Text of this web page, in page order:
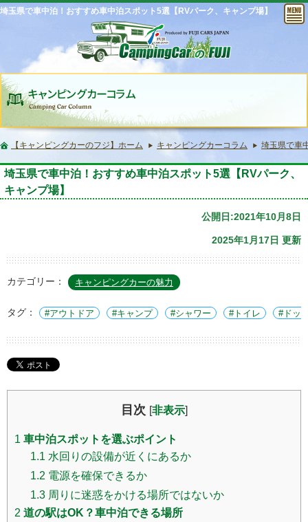
埼玉県で車中泊！おすすめ車中泊スポット5選【RVパーク、キャンプ場】
【キャンピングカーのフジ】ホーム キャンピングカーコラム 埼玉県で車
埼玉県で車中泊！おすすめ車中泊スポット5選【RVパーク、
キャンプ場】
公開日:2021年10月8日
2025年1月17日 更新
カテゴリー： キャンピングカーの魅力
タグ： アウトドア キャンプ シャワー トイレ ドッ
目次 [非表示]
1 車中泊スポットを選ぶポイント
1.1 水回りの設備が近くにあるか
1.2 電源を確保できるか
1.3 周りに迷惑をかける場所ではないか
2 道の駅はOK？車中泊できる場所